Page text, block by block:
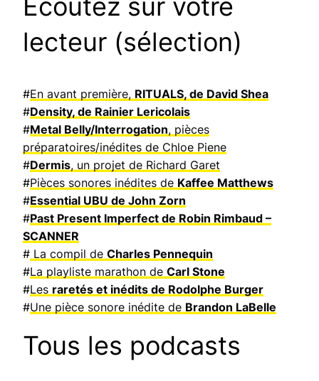
lecteur (sélection)
#En avant première, RITUALS, de David Shea
#Density, de Rainier Lericolais
#Metal Belly/Interrogation, pièces
préparatoires/inédites de Chloe Piene
#Dermis, un projet de Richard Garet
#Pièces sonores inédites de Kaffee Matthews
#Essential UBU de John Zorn
#Past Present Imperfect de Robin Rimbaud –
SCANNER
# La compil de Charles Pennequin
#La playliste marathon de Carl Stone
#Les raretés et inédits de Rodolphe Burger
#Une pièce sonore inédite de Brandon LaBelle
Tous les podcasts